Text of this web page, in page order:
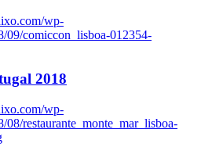
wp-
09/comiccon_lisboa-012354-
2018
wp-
08/restaurante_monte_mar_lisboa-